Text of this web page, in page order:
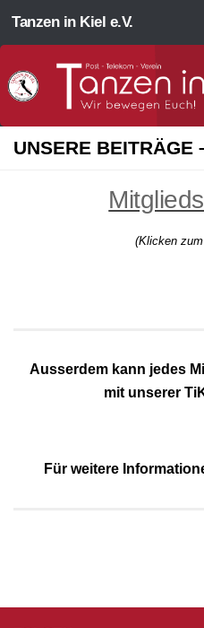
Zum Inhalt springen
Tanzen in Kiel e.V.
UNSERE BEITRÄGE
(Klicken
Ausserdem kann jedes
mit unserer
Für weitere